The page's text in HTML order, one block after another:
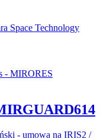
Space Technology